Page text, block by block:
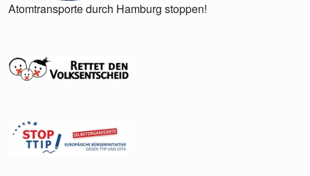
Atomtransporte durch Hamburg stoppen!